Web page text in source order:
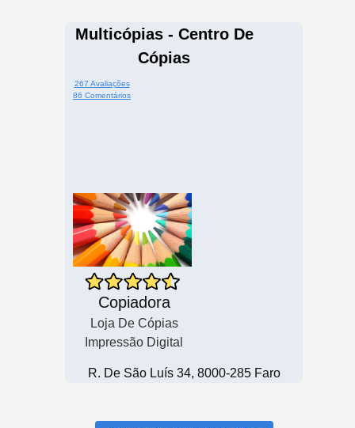
Multicópias - Centro De
Cópias
267 Avaliações
86 Comentários
Copiadora
Loja De Cópias
Impressão Digital
R. De São Luís 34, 8000-285 Faro